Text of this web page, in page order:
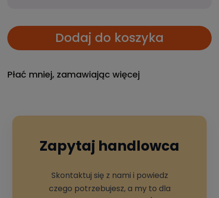
Dodaj do koszyka
Płać mniej, zamawiając więcej
Zapytaj handlowca
Skontaktuj się z nami i powiedz
czego potrzebujesz, a my to dla